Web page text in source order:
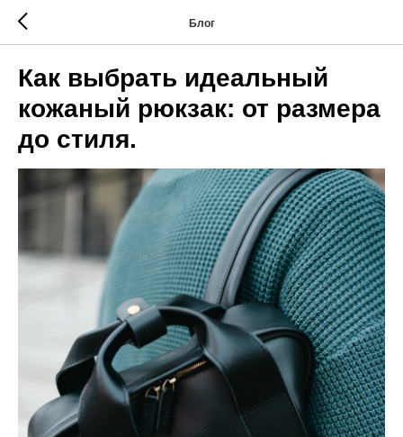
Блог
Как выбрать идеальный
кожаный рюкзак: от размера
до стиля.